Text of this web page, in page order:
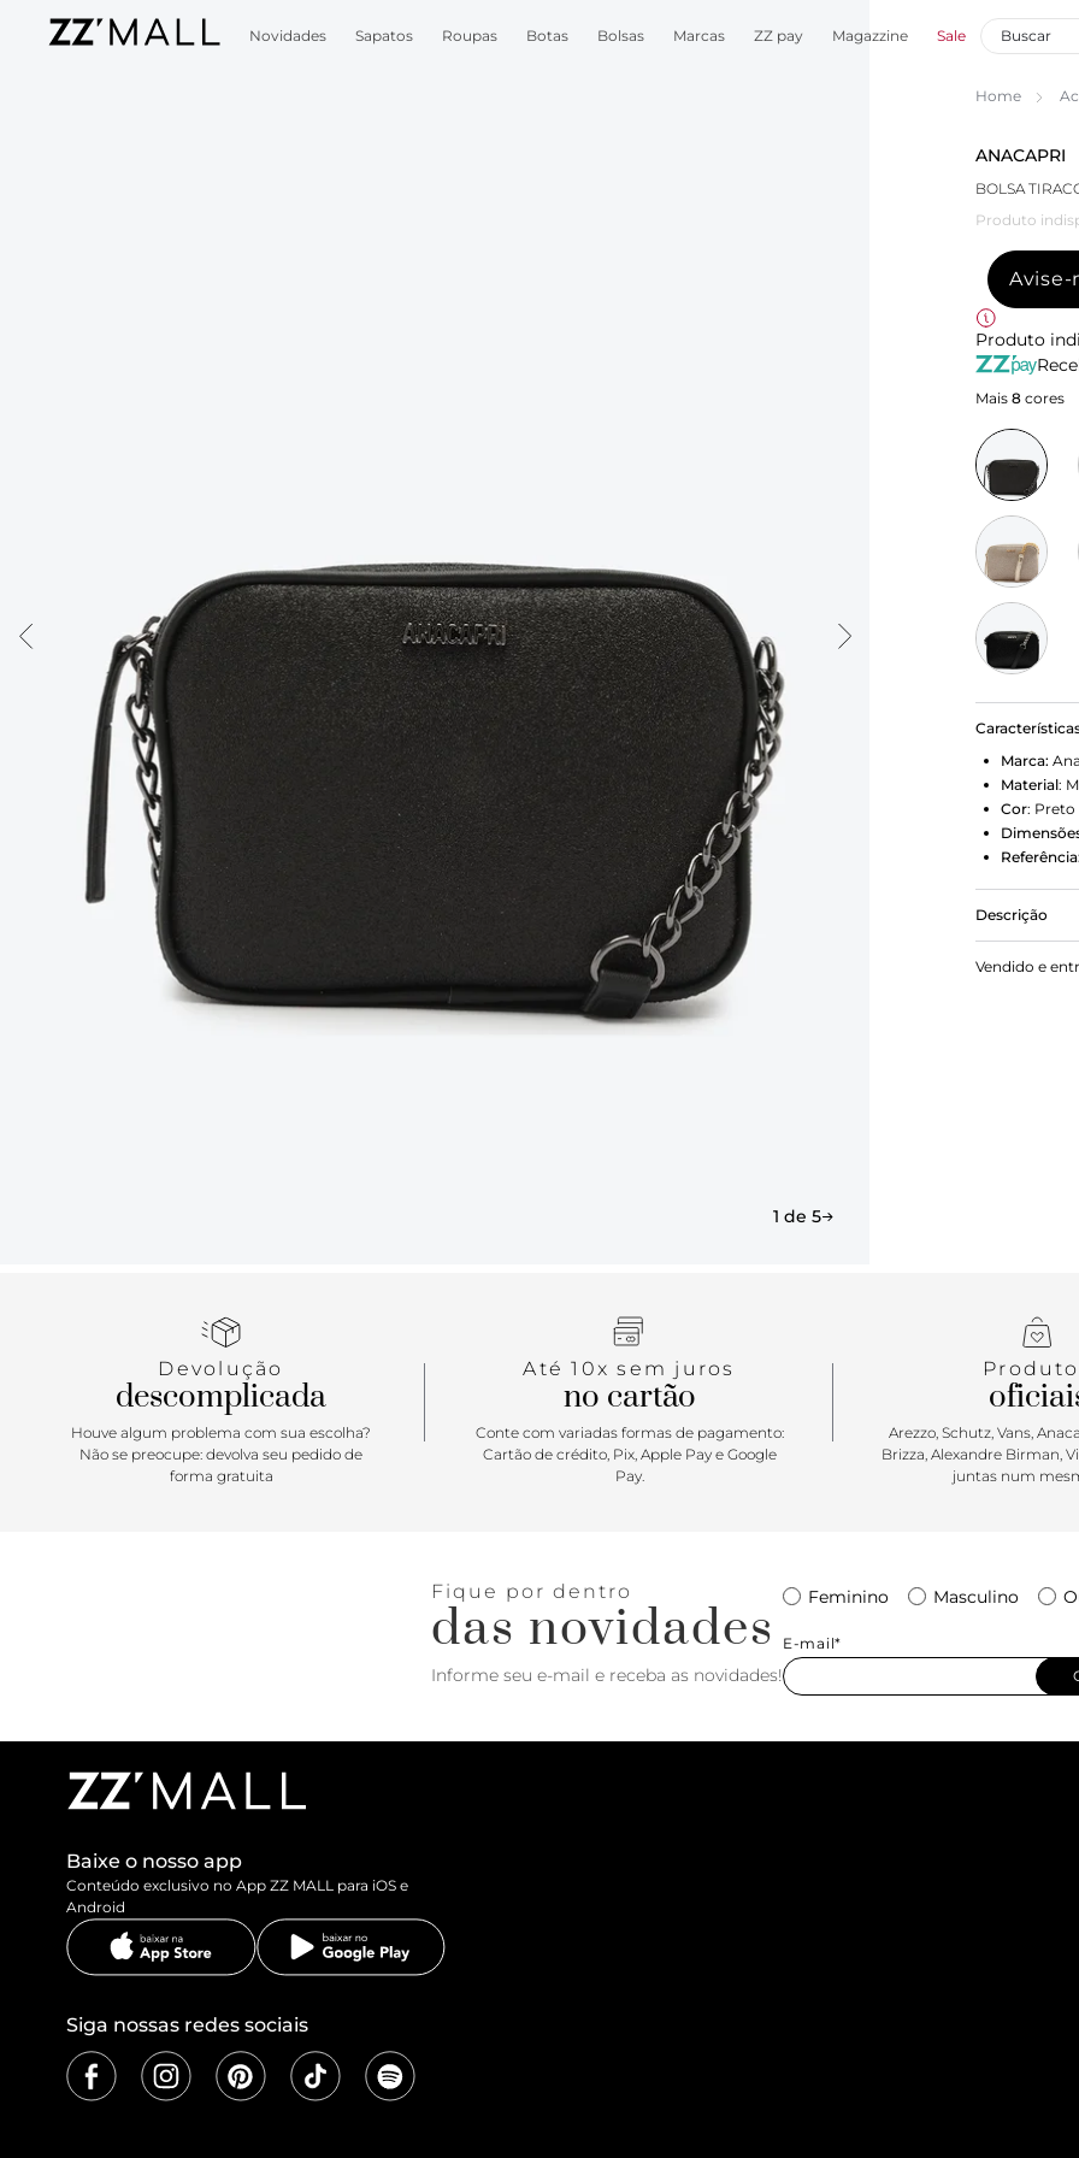
Novidades Sapatos Roupas Botas Bolsas Marcas ZZ pay Magazzine Sale
1 de 5
Home
ANACAPRI
BOLSA
Produto
Avise-
Produto
Mais 8 cores
Marca:
Material:
Cor: Preto
Referência:
Descrição
Bolsa
aplicação
Vendido e
Devolução
descomplicada
Houve algum problema com sua escolha?
Não se preocupe: devolva seu pedido de
forma gratuita
Até 10x sem juros
no cartão
Conte com variadas formas de pagamento:
Cartão de crédito, Pix, Apple Pay e Google
Pay.
Arezzo, Schutz, Vans,
Brizza, Alexandre Birman,
juntas num
Fique por dentro
das novidades
Informe seu e-mail e receba as novidades!
Feminino Masculino
E-mail*
Baixe o nosso app
Conteúdo exclusivo no App ZZ MALL para iOS e
Android
Siga nossas redes sociais